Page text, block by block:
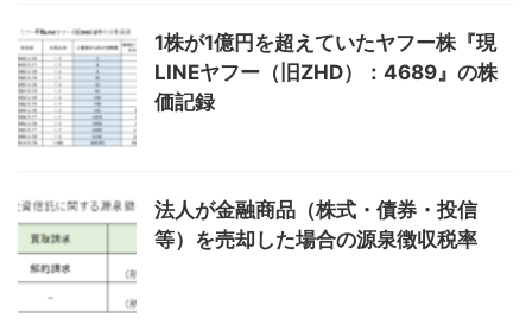
1株が1億円を超えていたヤフー株『現
LINEヤフー（旧ZHD）：4689』の株
価記録
法人が金融商品（株式・債券・投信
等）を売却した場合の源泉徴収税率